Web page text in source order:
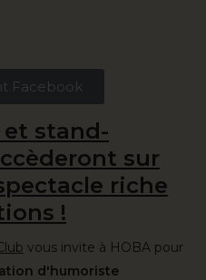
Facebook
stand-
sur
riche
!
vous invite à HOBA pour
d'humoriste